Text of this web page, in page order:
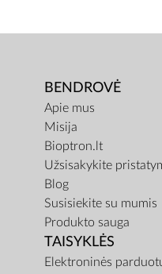
BENDROVĖ
Apie mus
Misija
Bioptron.lt
Užsisakykite
Blog
Susisiekite su mumis
Produkto sauga
TAISYKLĖS
Elektroninės